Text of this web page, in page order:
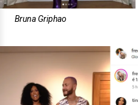
Bruna Griphao